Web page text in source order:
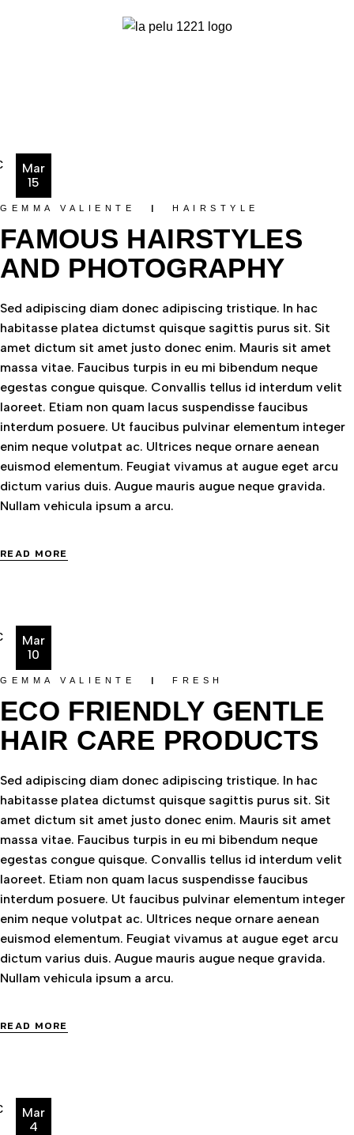
Mar
15
GEMMA VALIENTE HAIRSTYLE
FAMOUS HAIRSTYLES
AND PHOTOGRAPHY
Sed adipiscing diam donec adipiscing tristique. In hac
habitasse platea dictumst quisque sagittis purus sit. Sit
amet dictum sit amet justo donec enim. Mauris sit amet
massa vitae. Faucibus turpis in eu mi bibendum neque
egestas congue quisque. Convallis tellus id interdum velit
laoreet. Etiam non quam lacus suspendisse faucibus
interdum posuere. Ut faucibus pulvinar elementum integer
enim neque volutpat ac. Ultrices neque ornare aenean
euismod elementum. Feugiat vivamus at augue eget arcu
dictum varius duis. Augue mauris augue neque gravida.
Nullam vehicula ipsum a arcu.
READ MORE
Mar
10
GEMMA VALIENTE FRESH
ECO FRIENDLY GENTLE
HAIR CARE PRODUCTS
Sed adipiscing diam donec adipiscing tristique. In hac
habitasse platea dictumst quisque sagittis purus sit. Sit
amet dictum sit amet justo donec enim. Mauris sit amet
massa vitae. Faucibus turpis in eu mi bibendum neque
egestas congue quisque. Convallis tellus id interdum velit
laoreet. Etiam non quam lacus suspendisse faucibus
interdum posuere. Ut faucibus pulvinar elementum integer
enim neque volutpat ac. Ultrices neque ornare aenean
euismod elementum. Feugiat vivamus at augue eget arcu
dictum varius duis. Augue mauris augue neque gravida.
Nullam vehicula ipsum a arcu.
READ MORE
Mar
4